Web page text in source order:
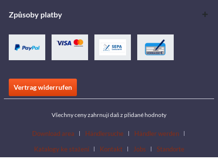
Způsoby platby
Vertrag widerrufen
Všechny ceny zahrnují daň z přidané hodnoty
Download area Händlersuche
Händler werden
Katalogy ke stažení
Kontakt Jobs Standorte